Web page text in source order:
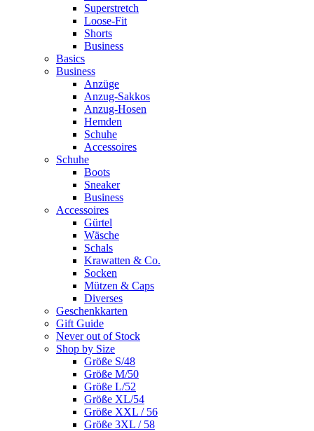
Superstretch
Loose-Fit
Shorts
Business
Basics
Business
Anzüge
Anzug-Sakkos
Anzug-Hosen
Hemden
Schuhe
Accessoires
Schuhe
Boots
Sneaker
Business
Accessoires
Gürtel
Wäsche
Schals
Krawatten & Co.
Socken
Mützen & Caps
Diverses
Geschenkkarten
Gift Guide
Never out of Stock
Shop by Size
Größe S/48
Größe M/50
Größe L/52
Größe XL/54
Größe XXL / 56
Größe 3XL / 58